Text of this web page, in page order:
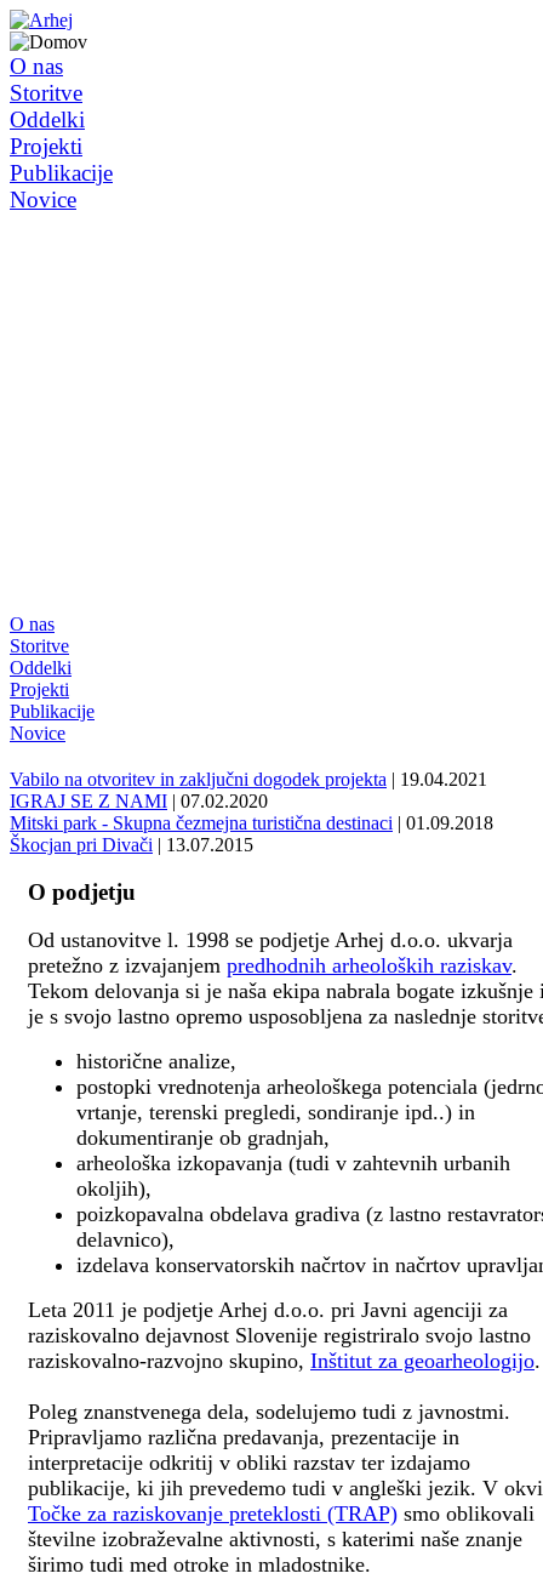
O nas
Storitve
Oddelki
Projekti
Publikacije
Novice
O nas
Storitve
Oddelki
Projekti
Publikacije
Novice
Vabilo na otvoritev in zaključni dogodek projekta | 19.04.2021
IGRAJ SE Z NAMI | 07.02.2020
Mitski park - Skupna čezmejna turistična destinaci | 01.09.2018
Škocjan pri Divači | 13.07.2015
O podjetju
Od ustanovitve l. 1998 se podjetje Arhej d.o.o. ukvarja
pretežno z izvajanjem predhodnih arheoloških raziskav.
Tekom delovanja si je naša ekipa nabrala bogate izkušnje
je s svojo lastno opremo usposobljena za naslednje
historične analize,
postopki vrednotenja arheološkega potenciala
vrtanje, terenski pregledi, sondiranje ipd..) in
dokumentiranje ob gradnjah,
arheološka izkopavanja (tudi v zahtevnih urbanih
okoljih),
poizkopavalna obdelava gradiva (z lastno
delavnico),
izdelava konservatorskih načrtov in načrtov
Leta 2011 je podjetje Arhej d.o.o. pri Javni agenciji za
raziskovalno dejavnost Slovenije registriralo svojo lastno
raziskovalno-razvojno skupino, Inštitut za geoarheologijo.
Poleg znanstvenega dela, sodelujemo tudi z javnostmi.
Pripravljamo različna predavanja, prezentacije in
interpretacije odkritij v obliki razstav ter izdajamo
publikacije, ki jih prevedemo tudi v angleški jezik. V
Točke za raziskovanje preteklosti (TRAP) smo oblikovali
številne izobraževalne aktivnosti, s katerimi naše znanje
širimo tudi med otroke in mladostnike.